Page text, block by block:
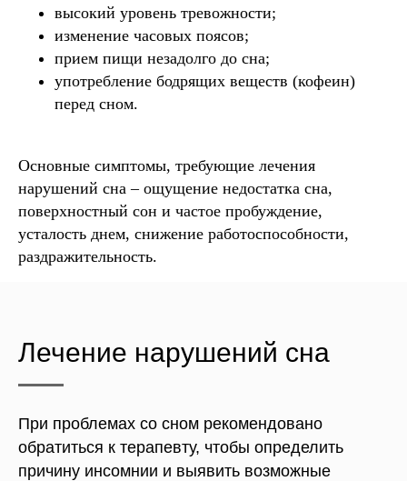
высокий уровень тревожности;
изменение часовых поясов;
прием пищи незадолго до сна;
употребление бодрящих веществ (кофеин)
перед сном.
Основные симптомы, требующие лечения
нарушений сна – ощущение недостатка сна,
поверхностный сон и частое пробуждение,
усталость днем, снижение работоспособности,
раздражительность.
Лечение нарушений сна
При проблемах со сном рекомендовано
обратиться к терапевту, чтобы определить
причину инсомнии и выявить возможные